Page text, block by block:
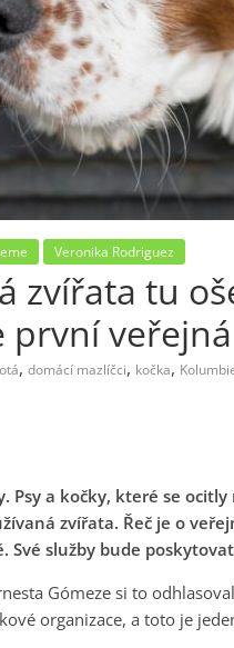
Veronika Rodriguez
zvířata tu
, domácí mazlíčci, kočka,
Psy a kočky, které se
zvířata. Řeč je o
služby bude
Gómeze si to
organizace, a toto je